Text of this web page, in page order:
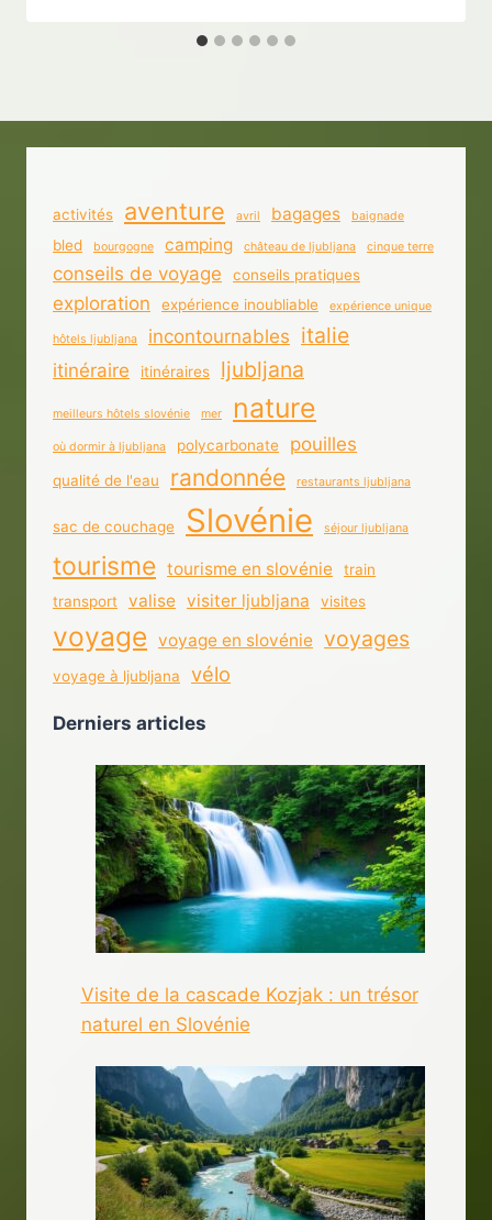
activités aventure avril bagages baignade
bled bourgogne camping château de ljubljana cinque terre
conseils de voyage conseils pratiques
exploration expérience inoubliable expérience unique
hôtels ljubljana incontournables italie
itinéraire itinéraires ljubljana
meilleurs hôtels slovénie mer nature
où dormir à ljubljana polycarbonate pouilles
qualité de l'eau randonnée restaurants ljubljana
sac de couchage Slovénie séjour ljubljana
tourisme tourisme en slovénie
train
transport
valise visiter ljubljana visites
voyage voyage en slovénie voyages
voyage à ljubljana vélo
Derniers articles
Visite de la cascade Kozjak : un trésor
naturel en Slovénie